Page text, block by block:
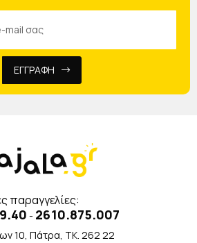
ΕΓΓΡΑΦΗ
παραγγελίες:
- 2610.875.007
10, Πάτρα, TK. 262 22